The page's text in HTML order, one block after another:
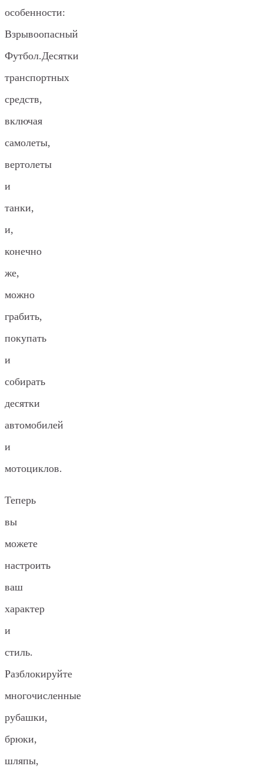
особенности:
Взрывоопасный
Футбол.Десятки
транспортных
средств,
включая
самолеты,
вертолеты
и
танки,
и,
конечно
же,
можно
грабить,
покупать
и
собирать
десятки
автомобилей
и
мотоциклов.
Теперь
вы
можете
настроить
ваш
характер
и
стиль.
Разблокируйте
многочисленные
рубашки,
брюки,
шляпы,